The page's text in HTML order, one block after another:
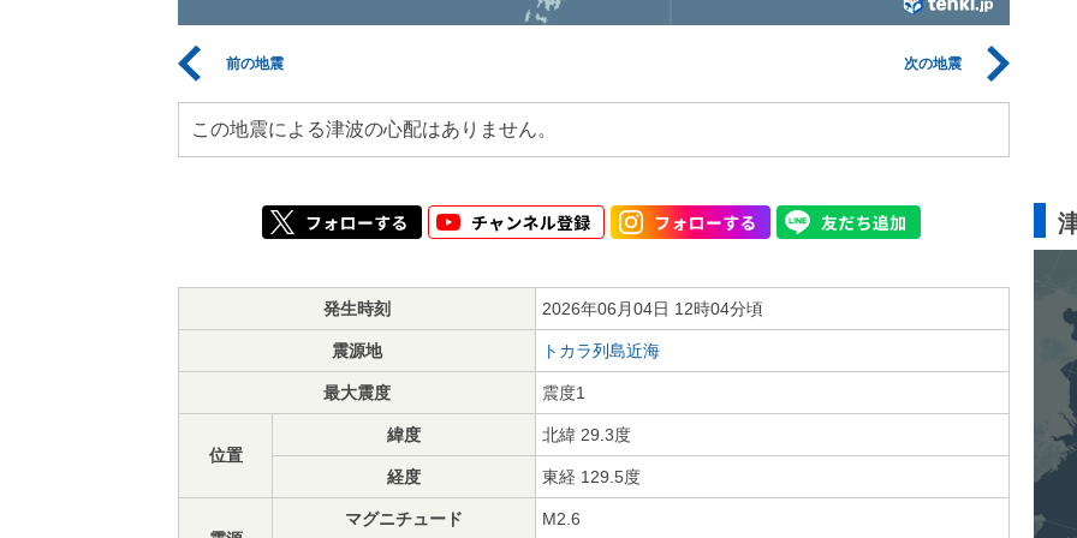
前の地震 次の地震
この地震による津波の心配はありません。
発生時刻 2026年06月04日 12時04分頃
震源地 トカラ列島近海
最大震度 震度1
位置
緯度 北緯 29.3度
経度 東経 129.5度
マグニチュード M2.6